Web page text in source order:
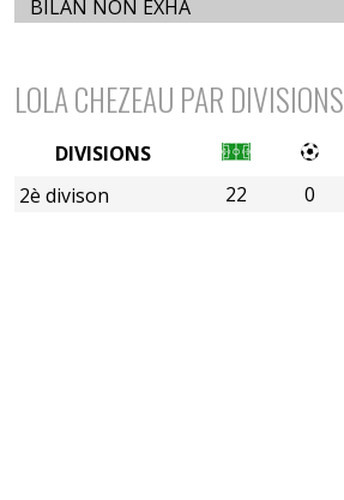
BILAN NON EXHAUSTIF
LOLA CHEZEAU PAR DIVISIONS
22 0
DIVISIONS
2è divison